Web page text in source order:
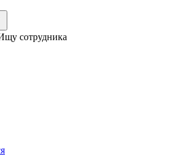
сотрудника